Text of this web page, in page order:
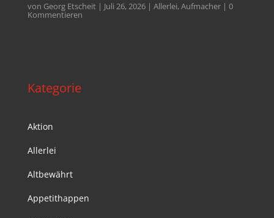
von Georg Etscheit| Juli 26, 2026| Allerlei,Aufmacher| 0
Kommentieren
Kategorie
Aktion
Allerlei
Altbewährt
Appetithappen